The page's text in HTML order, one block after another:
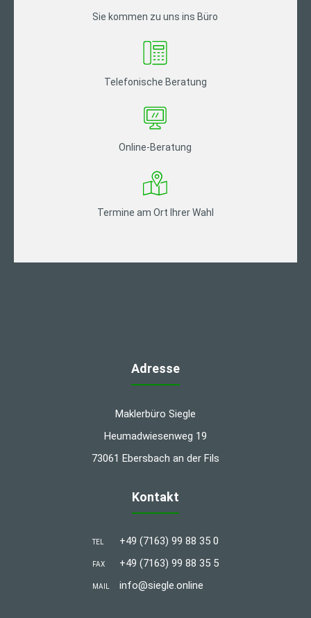
Sie kommen zu uns ins Büro
Telefonische Beratung
Online-Beratung
Termine am Ort Ihrer Wahl
Adresse
Maklerbüro Siegle
Heumadwiesenweg 19
73061 Ebersbach an der Fils
Kontakt
TEL +49 (7163) 99 88 35 0
FAX +49 (7163) 99 88 35 5
MAIL info@siegle.online